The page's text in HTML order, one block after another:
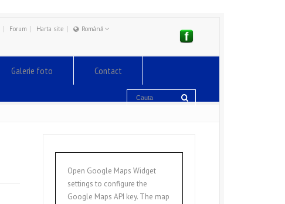
Forum Harta site
Română
Galerie foto Contact
Open Google Maps Widget
settings to configure the
Google Maps API key. The map